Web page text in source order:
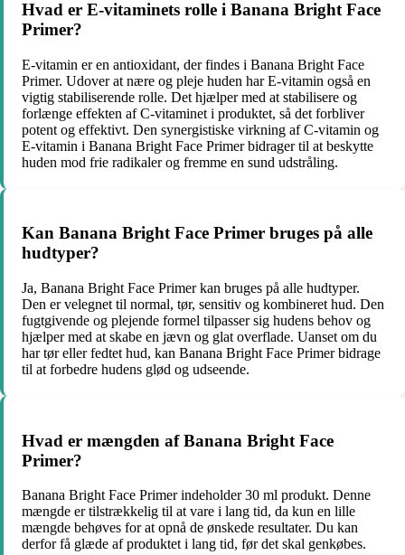
Hvad er E-vitaminets rolle i Banana Bright Face
Primer?
E-vitamin er en antioxidant, der findes i Banana Bright Face
Primer. Udover at nære og pleje huden har E-vitamin også en
vigtig stabiliserende rolle. Det hjælper med at stabilisere og
forlænge effekten af C-vitaminet i produktet, så det forbliver
potent og effektivt. Den synergistiske virkning af C-vitamin og
E-vitamin i Banana Bright Face Primer bidrager til at beskytte
huden mod frie radikaler og fremme en sund udstråling.
Kan Banana Bright Face Primer bruges på alle
hudtyper?
Ja, Banana Bright Face Primer kan bruges på alle hudtyper.
Den er velegnet til normal, tør, sensitiv og kombineret hud. Den
fugtgivende og plejende formel tilpasser sig hudens behov og
hjælper med at skabe en jævn og glat overflade. Uanset om du
har tør eller fedtet hud, kan Banana Bright Face Primer bidrage
til at forbedre hudens glød og udseende.
Hvad er mængden af Banana Bright Face
Primer?
Banana Bright Face Primer indeholder 30 ml produkt. Denne
mængde er tilstrækkelig til at vare i lang tid, da kun en lille
mængde behøves for at opnå de ønskede resultater. Du kan
derfor få glæde af produktet i lang tid, før det skal genkøbes.